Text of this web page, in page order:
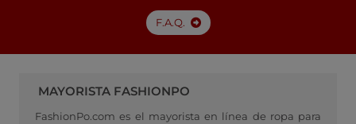
F.A.Q.
MAYORISTA FASHIONPO
FashionPo.com es el mayorista en línea de ropa para